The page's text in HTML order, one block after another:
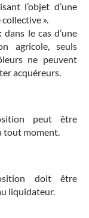
l’objet d’une
».
dans le cas d’une
agricole, seuls
ne peuvent
acquéreurs.
peut être
tout moment.
doit être
liquidateur.